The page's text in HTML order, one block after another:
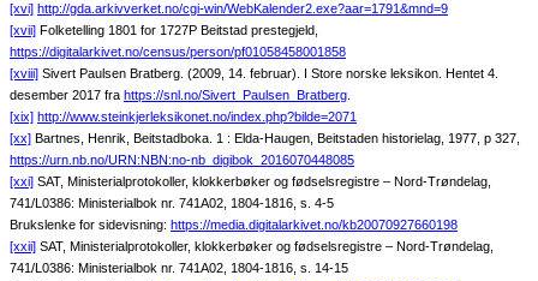
[xvi] http://gda.arkivverket.no/cgi-win/WebKalender2.exe?aar=1791&mnd=9
[xvii] Folketelling 1801 for 1727P Beitstad prestegjeld,
https://digitalarkivet.no/census/person/pf01058458001858
[xviii] Sivert Paulsen Bratberg. (2009, 14. februar). I Store norske leksikon. Hentet 4.
desember 2017 fra https://snl.no/Sivert_Paulsen_Bratberg
[xix] http://www.steinkjerleksikonet.no/index.php?bilde=2071
[xx] Bartnes, Henrik, Beitstadboka. 1 : Elda-Haugen, Beitstaden historielag, 1977, p 327,
https://urn.nb.no/URN:NBN:no-nb_digibok_2016070448085
[xxi] SAT, Ministerialprotokoller, klokkerbøker og fødselsregistre – Nord-Trøndelag,
741/L0386: Ministerialbok nr. 741A02, 1804-1816, s. 4-5
Brukslenke for sidevisning: https://media.digitalarkivet.no/kb20070927660198
[xxii] SAT, Ministerialprotokoller, klokkerbøker og fødselsregistre – Nord-Trøndelag,
741/L0386: Ministerialbok nr. 741A02, 1804-1816, s. 14-15